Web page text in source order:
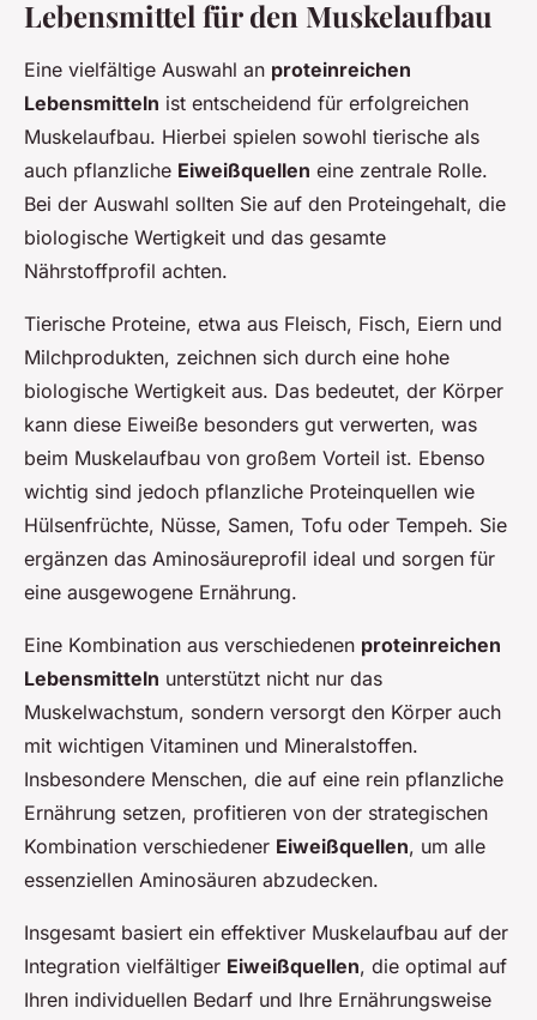
Lebensmittel für den Muskelaufbau
Eine vielfältige Auswahl an proteinreichen
Lebensmitteln ist entscheidend für erfolgreichen
Muskelaufbau. Hierbei spielen sowohl tierische als
auch pflanzliche Eiweißquellen eine zentrale Rolle.
Bei der Auswahl sollten Sie auf den Proteingehalt, die
biologische Wertigkeit und das gesamte
Nährstoffprofil achten.
Tierische Proteine, etwa aus Fleisch, Fisch, Eiern und
Milchprodukten, zeichnen sich durch eine hohe
biologische Wertigkeit aus. Das bedeutet, der Körper
kann diese Eiweiße besonders gut verwerten, was
beim Muskelaufbau von großem Vorteil ist. Ebenso
wichtig sind jedoch pflanzliche Proteinquellen wie
Hülsenfrüchte, Nüsse, Samen, Tofu oder Tempeh. Sie
ergänzen das Aminosäureprofil ideal und sorgen für
eine ausgewogene Ernährung.
Eine Kombination aus verschiedenen proteinreichen
Lebensmitteln unterstützt nicht nur das
Muskelwachstum, sondern versorgt den Körper auch
mit wichtigen Vitaminen und Mineralstoffen.
Insbesondere Menschen, die auf eine rein pflanzliche
Ernährung setzen, profitieren von der strategischen
Kombination verschiedener Eiweißquellen, um alle
essenziellen Aminosäuren abzudecken.
Insgesamt basiert ein effektiver Muskelaufbau auf der
Integration vielfältiger Eiweißquellen, die optimal auf
Ihren individuellen Bedarf und Ihre Ernährungsweise